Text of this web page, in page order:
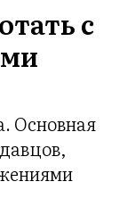
с
Основная